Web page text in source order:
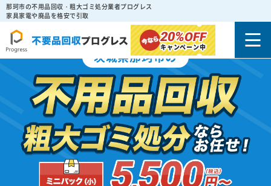
那珂市の不用品回収・粗大ゴミ処分業者プログレス
家具家電や廃品を格安で引取
20%OFF
キャンペーン中
茨城県那珂市の